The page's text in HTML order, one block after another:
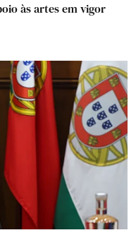
às artes em vigor